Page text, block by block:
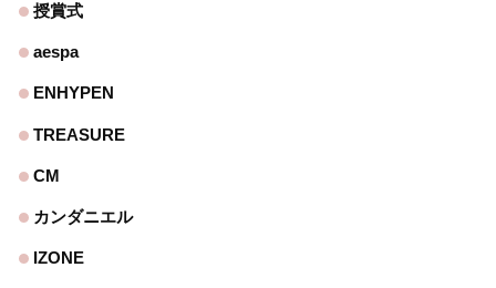
授賞式
aespa
ENHYPEN
TREASURE
CM
カンダニエル
IZONE